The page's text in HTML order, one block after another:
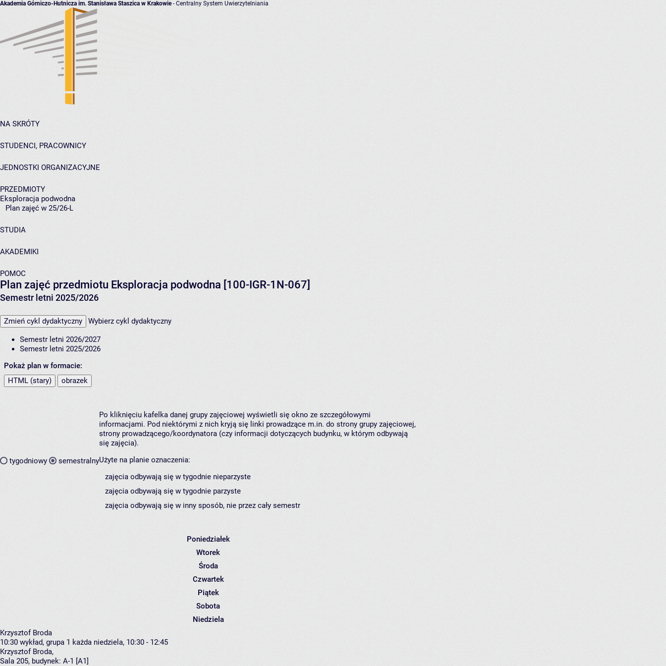
Akademia Górniczo-Hutnicza im. Stanisława Staszica w Krakowie- Centralny System Uwierzytelniania
NA SKRÓTY
STUDENCI, PRACOWNICY
JEDNOSTKI ORGANIZACYJNE
PRZEDMIOTY
Eksploracja podwodna
Plan zajęć w 25/26-L
STUDIA
AKADEMIKI
POMOC
Plan zajęć przedmiotu Eksploracja podwodna [100-IGR-1N-067]
Semestr letni 2025/2026
Zmień cykl dydaktyczny Wybierz cykl dydaktyczny
Semestr letni 2026/2027
Semestr letni 2025/2026
Pokaż plan w formacie:
HTML (stary)
obrazek
tygodniowy semestralny
Po kliknięciu kafelka danej grupy zajęciowej wyświetli się okno ze szczegółowymi
informacjami. Pod niektórymi z nich kryją się linki prowadzące m.in. do strony grupy zajęciowej,
strony prowadzącego/koordynatora (czy informacji dotyczących budynku, w którym odbywają
się zajęcia).
Użyte na planie oznaczenia:
zajęcia odbywają się w tygodnie nieparzyste
zajęcia odbywają się w tygodnie parzyste
zajęcia odbywają się w inny sposób, nie przez cały semestr
Poniedziałek
Wtorek
Środa
Czwartek
Piątek
Sobota
Niedziela
Krzysztof Broda
10:30 wykład, grupa 1 każda niedziela, 10:30 - 12:45
Krzysztof Broda,
Sala 205, budynek: A-1 [A1]